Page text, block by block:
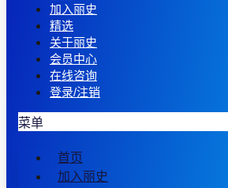
加入丽史
精选
关于丽史
会员中心
在线咨询
登录/注销
菜单
首页
加入丽史